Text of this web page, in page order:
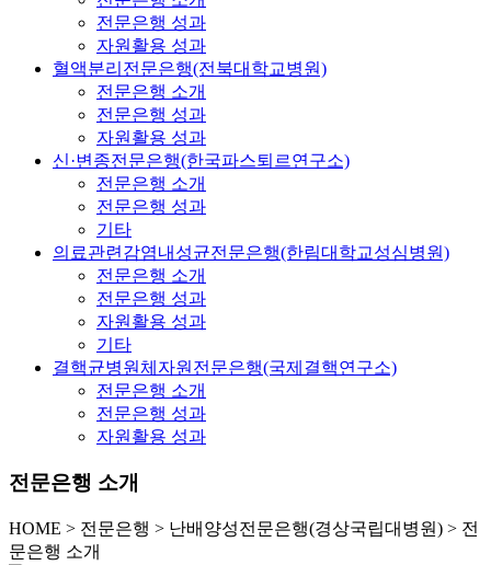
전문은행 성과
자원활용 성과
혈액분리전문은행(전북대학교병원)
전문은행 소개
전문은행 성과
자원활용 성과
신·변종전문은행(한국파스퇴르연구소)
전문은행 소개
전문은행 성과
기타
의료관련감염내성균전문은행(한림대학교성심병원)
전문은행 소개
전문은행 성과
자원활용 성과
기타
결핵균병원체자원전문은행(국제결핵연구소)
전문은행 소개
전문은행 성과
자원활용 성과
전문은행 소개
HOME > 전문은행 > 난배양성전문은행(경상국립대병원) > 전
문은행 소개